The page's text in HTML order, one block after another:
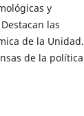
y
las
de la Unidad.
de la política